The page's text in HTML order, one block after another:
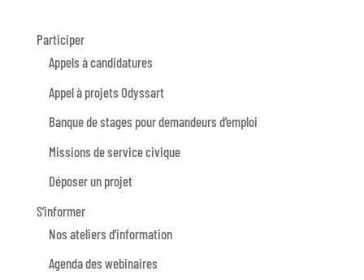
Participer
Appels à candidatures
Appel à projets Odyssart
Banque de stages pour demandeurs d’emploi
Missions de service civique
Déposer un projet
S’informer
Nos ateliers d’information
Agenda des webinaires